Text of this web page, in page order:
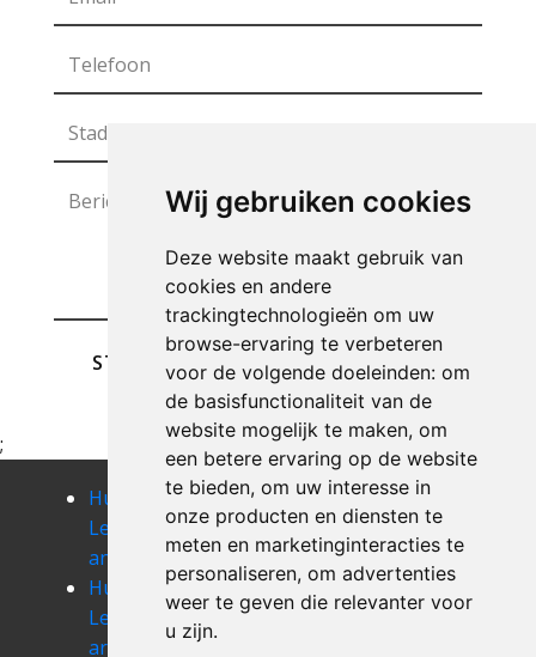
Wij gebruiken cookies
Deze website maakt gebruik van
cookies en andere
trackingtechnologieën om uw
browse-ervaring te verbeteren
voor de volgende doeleinden: om
de basisfunctionaliteit van de
website mogelijk te maken, om
een betere ervaring op de website
te bieden, om uw interesse in
onze producten en diensten te
meten en marketinginteracties te
personaliseren, om advertenties
weer te geven die relevanter voor
u zijn.
STUREN
;
Huis
Leegmaken
anlier
Huis
Leegmaken
anloy
Huis
Leegmaken
arlon
Huis
Leegmaken
arville
Huis
Leegmaken
Huis
Leegmaken